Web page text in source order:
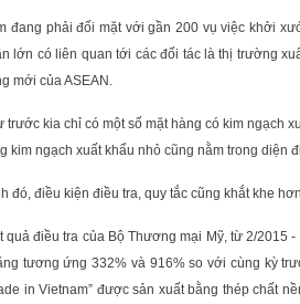
đang phải đối mặt với gần 200 vụ việc khởi
lớn có liên quan tới các đối tác là thị trường
mới của ASEAN.
trước kia chỉ có một số mặt hàng có kim ngạch
kim ngạch xuất khẩu nhỏ cũng nằm trong diện
đó, điều kiện điều tra, quy tắc cũng khắt khe
quả điều tra của Bộ Thương mại Mỹ, từ 2/2015
tương ứng 332% và 916% so với cùng kỳ
in Vietnam” được sản xuất bằng thép chất